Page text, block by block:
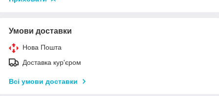
Умови доставки
Нова Пошта
Доставка кур'єром
Всі умови доставки